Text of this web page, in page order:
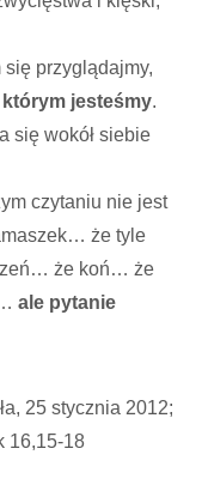
przyglądajmy,
którym jesteśmy.
się wokół siebie
czytaniu nie jest
że tyle
że koń… że
ale pytanie
25 stycznia 2012;
16,15-18